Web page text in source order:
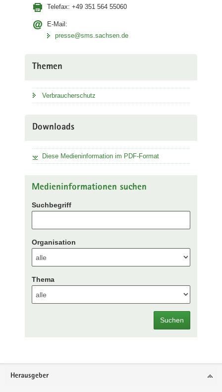
Telefax: +49 351 564 55060
E-Mail:
presse@sms.sachsen.de
Themen
Verbraucherschutz
Downloads
Diese Medieninformation im PDF-Format
Medieninformationen suchen
Suchbegriff
Organisation
Thema
Suchen
Footer-
Herausgeber